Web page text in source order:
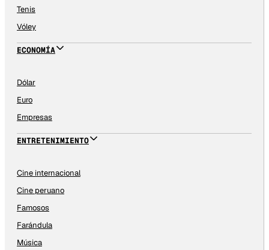
Tenis
Vóley
ECONOMÍA
Dólar
Euro
Empresas
ENTRETENIMIENTO
Cine internacional
Cine peruano
Famosos
Farándula
Música